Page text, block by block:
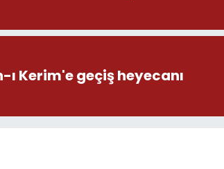
Kerim'e geçiş heyecanı